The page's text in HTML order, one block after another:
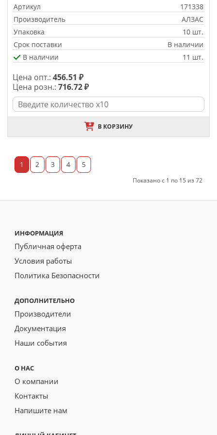
Артикул
171338
Производитель
АЛЗАС
Упаковка
10 шт.
Срок поставки
В наличии
В наличии
11 шт.
Цена опт.: 456.51 ₽
Цена розн.: 716.72 ₽
В КОРЗИНУ
1 2 3 4 5
Показано с 1 по 15 из 72
ИНФОРМАЦИЯ
Публичная оферта
Условия работы
Политика Безопасности
ДОПОЛНИТЕЛЬНО
Производители
Документация
Наши события
О НАС
О компании
Контакты
Напишите нам